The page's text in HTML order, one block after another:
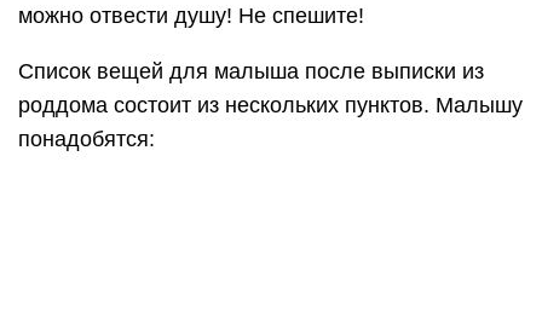
можно отвести душу! Не спешите!
Список вещей для малыша после выписки из
роддома состоит из нескольких пунктов. Малышу
понадобятся: